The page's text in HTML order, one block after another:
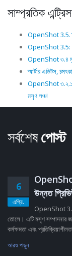
সাম্প্রতিক
OpenShot 3.5.1:
OpenShot 3.5:
OpenShot ৩.৪
স্মার্টার এডিটস,
OpenShot ৩.২.১
মসৃণ লঞ্চ!
সর্বশেষপোস্ট
6
এপ্রি.
OpenShot
উন্নত
OpenShot
তোলে। এটি মসৃণ সম্পাদনার
কর্মক্ষমতা এবং
আরও পড়ুন